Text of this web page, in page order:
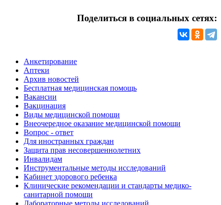
Поделиться в социальных сетях:
Анкетирование
Аптеки
Архив новостей
Бесплатная медицинская помощь
Вакансии
Вакцинация
Виды медицинской помощи
Внеочередное оказание медицинской помощи
Вопрос - ответ
Для иностранных граждан
Защита прав несовершеннолетних
Инвалидам
Инструментальные методы исследований
Кабинет здорового ребенка
Клинические рекомендации и стандарты медико-
санитарной помощи
Лабораторные методы исследований